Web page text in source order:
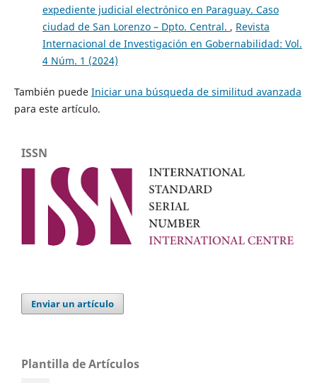
expediente judicial electrónico en Paraguay. Caso
ciudad de San Lorenzo – Dpto. Central. , Revista
Internacional de Investigación en Gobernabilidad: Vol.
4 Núm. 1 (2024)
También puede Iniciar una búsqueda de similitud avanzada
para este artículo.
ISSN
Enviar un artículo
Plantilla de Artículos